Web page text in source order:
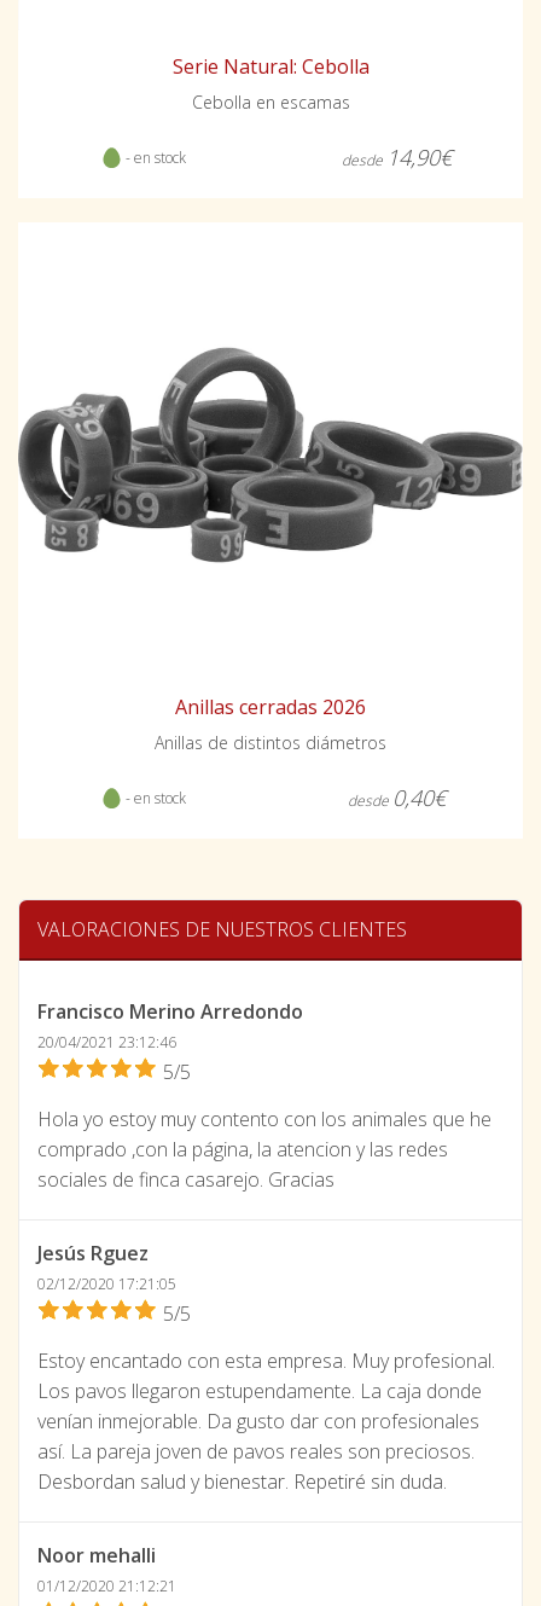
Serie Natural: Cebolla
Cebolla en escamas
- en stock desde 14,90€
Anillas cerradas 2026
Anillas de distintos diámetros
- en stock desde 0,40€
VALORACIONES DE NUESTROS CLIENTES
Francisco Merino Arredondo
20/04/2021 23:12:46
5/5
Hola yo estoy muy contento con los animales que he
comprado ,con la página, la atencion y las redes
sociales de finca casarejo. Gracias
Jesús Rguez
02/12/2020 17:21:05
5/5
Estoy encantado con esta empresa. Muy profesional.
Los pavos llegaron estupendamente. La caja donde
venían inmejorable. Da gusto dar con profesionales
así. La pareja joven de pavos reales son preciosos.
Desbordan salud y bienestar. Repetiré sin duda.
Noor mehalli
01/12/2020 21:12:21